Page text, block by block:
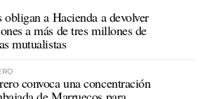
obligan a Hacienda a devolver
a más de tres millones de
mutualistas
convoca una concentración